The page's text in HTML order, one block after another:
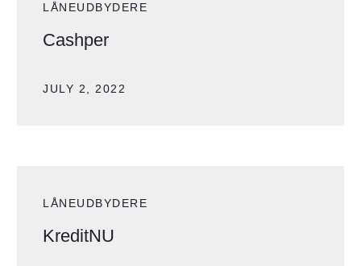
LÅNEUDBYDERE
Cashper
JULY 2, 2022
LÅNEUDBYDERE
KreditNU